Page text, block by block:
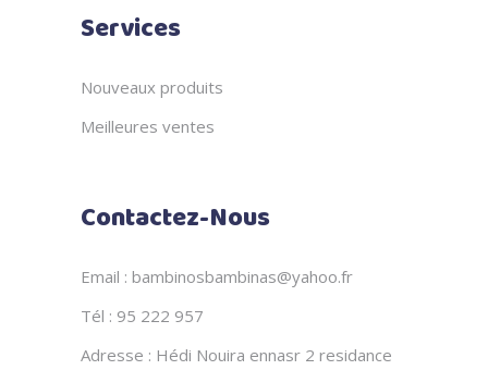
Services
Nouveaux produits
Meilleures ventes
Contactez-Nous
Email : bambinosbambinas@yahoo.fr
Tél : 95 222 957
Adresse : Hédi Nouira ennasr 2 residance